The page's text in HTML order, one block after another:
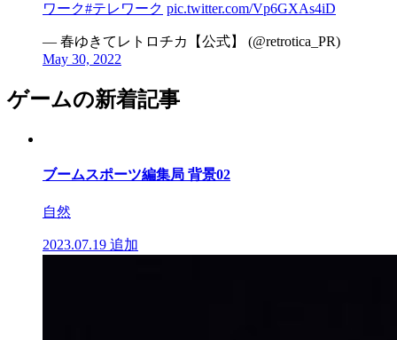
ワーク#テレワーク pic.twitter.com/Vp6GXAs4iD
— 春ゆきてレトロチカ【公式】 (@retrotica_PR)
May 30, 2022
ゲームの新着記事
ブームスポーツ編集局 背景02
自然
2023.07.19 追加